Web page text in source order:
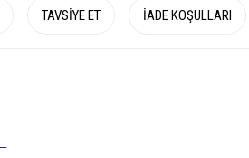
TAVSIYE ET İADE KOŞULLARI